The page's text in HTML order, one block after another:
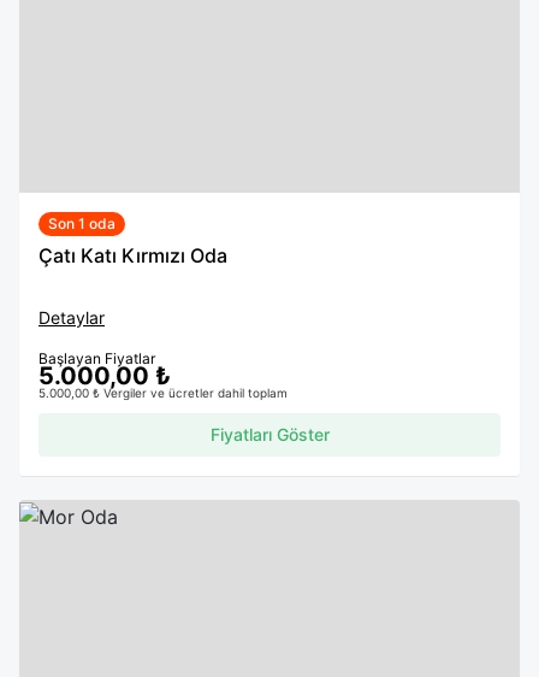
Son 1 oda
Çatı Katı Kırmızı Oda
Detaylar
Başlayan Fiyatlar
5.000,00 ₺
5.000,00 ₺ Vergiler ve ücretler dahil toplam
Fiyatları Göster